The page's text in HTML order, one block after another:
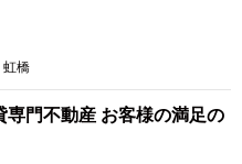
虹橋
専門不動産 お客様の満足の